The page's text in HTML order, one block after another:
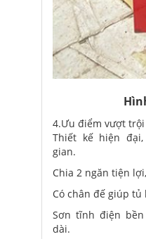
4.Ưu điểm vượt
Thiết kế hiện
gian.
Chia 2 ngăn tiện
Có chân đế giúp
Sơn tĩnh điện
dài.